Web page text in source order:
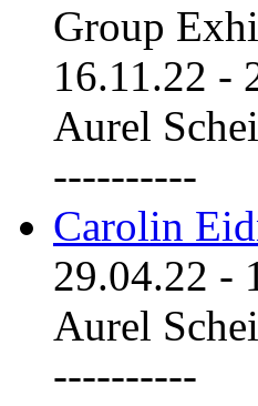
Group
16.11.22 -
Aurel
----------
Carolin
29.04.22 -
Aurel
----------